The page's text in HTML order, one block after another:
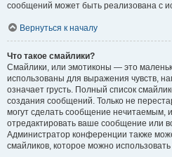
сообщений может быть реализована с
Вернуться к началу
Что такое смайлики?
Смайлики, или эмотиконы — это
использованы для выражения чувств,
означает грусть. Полный список
создания сообщений. Только не
могут сделать сообщение нечитаемым,
отредактировать ваше сообщение или
Администратор конференции также
смайликов, которое можно